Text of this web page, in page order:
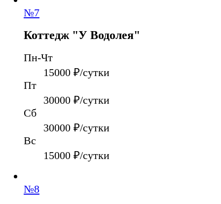
№7
Коттедж "У Водолея"
Пн-Чт
15000 ₽/сутки
Пт
30000 ₽/сутки
Сб
30000 ₽/сутки
Вс
15000 ₽/сутки
№8